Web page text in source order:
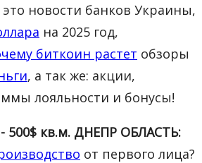
это новости банков Украины,
на 2025 год,
биткоин растет обзоры
, а так же: акции,
лояльности и бонусы!
кв.м. ДНЕПР ОБЛАСТЬ:
от первого лица?